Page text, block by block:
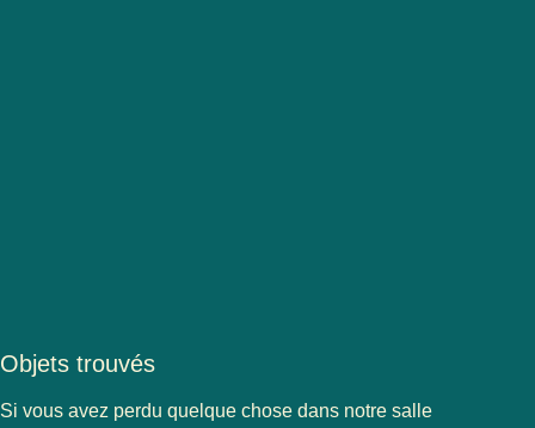
Objets trouvés
Si vous avez perdu quelque chose dans notre salle